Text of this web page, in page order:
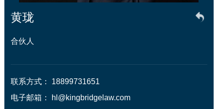
黄珑
合伙人
联系方式： 18899731651
电子邮箱： hl@kingbridgelaw.com